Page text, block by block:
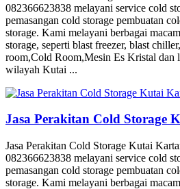
082366623838 melayani service cold
pemasangan cold storage pembuatan
storage. Kami melayani berbagai
storage, seperti blast freezer, blast
room,Cold Room,Mesin Es Kristal dan
wilayah Kutai ...
Jasa Perakitan Cold Storage
Jasa Perakitan Cold Storage Kutai
082366623838 melayani service cold
pemasangan cold storage pembuatan
storage. Kami melayani berbagai